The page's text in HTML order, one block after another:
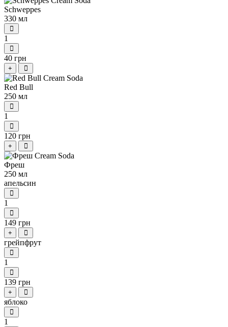
Schweppes
330 мл
1
40 грн
+
Red Bull
250 мл
1
120 грн
+
Фреш
250 мл
апельсин
1
149 грн
+
грейпфрут
1
139 грн
+
яблоко
1